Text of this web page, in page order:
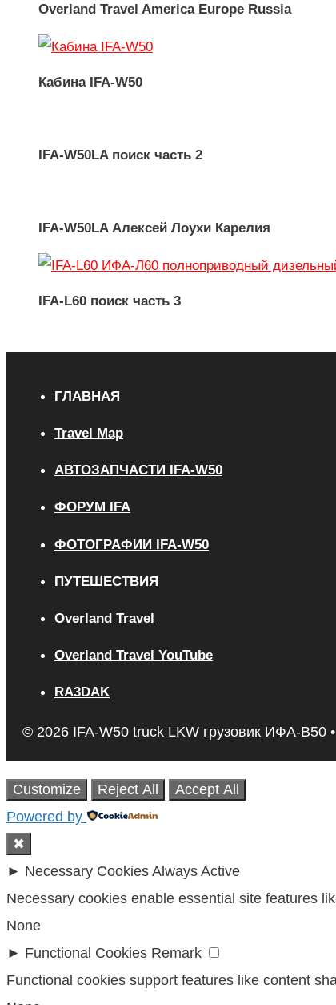
Overland Travel America Europe Russia
Кабина IFA-W50
IFA-W50LA поиск часть 2
IFA-W50LA Алексей Лоухи Карелия
IFA-L60 поиск часть 3
ГЛАВНАЯ
Travel Map
АВТОЗАПЧАСТИ IFA-W50
ФОРУМ IFA
ФОТОГРАФИИ IFA-W50
ПУТЕШЕСТВИЯ
Overland Travel
Overland Travel YouTube
RA3DAK
© 2026 IFA-W50 truck LKW грузовик ИФА-В50
Customize Reject All
Accept All
Powered by
✖
► Necessary Cookies Always Active
Necessary cookies enable essential site features
None
► Functional Cookies Remark
Functional cookies support features like content